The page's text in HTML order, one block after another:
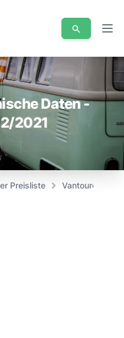
Daten -
2021
Preisliste Vantourer